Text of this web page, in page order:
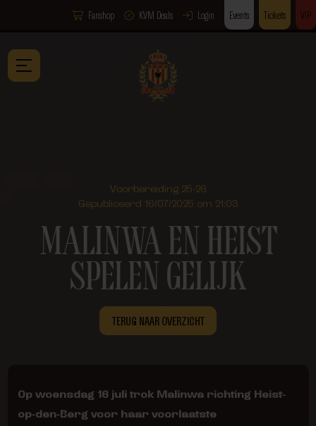
Fanshop KVM Deals Login Events Tickets VIP
Voorbereiding 25-26
Gepubliceerd 16/07/2025 om 21:03
MALINWA EN HEIST
SPELEN GELIJK
TERUG NAAR OVERZICHT
Op woensdag 16 juli trok Malinwa richting Heist-
op-den-Berg voor haar voorlaatste